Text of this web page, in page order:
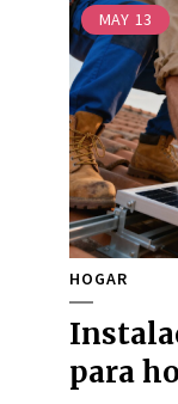
MAY 13
HOGAR
para